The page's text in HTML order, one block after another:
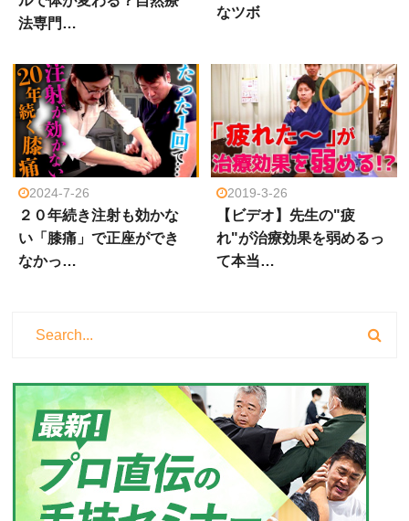
法専門…
なツボ
2024-7-26
２０年続き注射も効かな
い「膝痛」で正座ができ
なかっ…
2019-3-26
【ビデオ】先生の"疲
れ"が治療効果を弱めるっ
て本当…